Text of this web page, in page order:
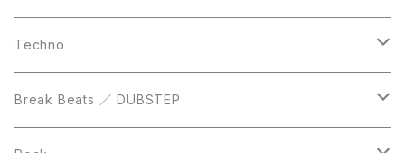
DVD
LP
LP
12inch
Techno
12inch
Break Beats ／ DUBSTEP